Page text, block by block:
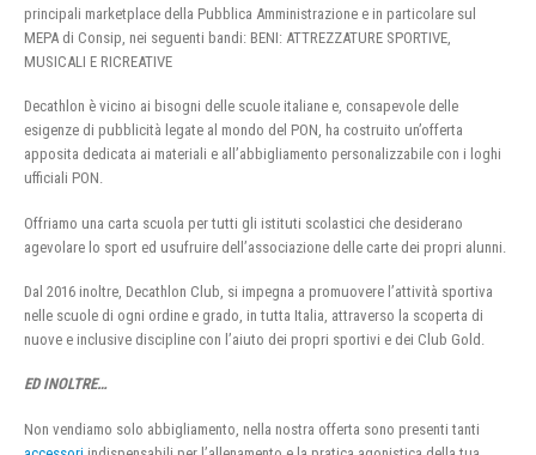
principali marketplace della Pubblica Amministrazione e in particolare sul
MEPA di Consip, nei seguenti bandi: BENI: ATTREZZATURE SPORTIVE,
MUSICALI E RICREATIVE
Decathlon è vicino ai bisogni delle scuole italiane e, consapevole delle
esigenze di pubblicità legate al mondo del PON, ha costruito un’offerta
apposita dedicata ai materiali e all’abbigliamento personalizzabile con i loghi
ufficiali PON.
Offriamo una carta scuola per tutti gli istituti scolastici che desiderano
agevolare lo sport ed usufruire dell’associazione delle carte dei propri alunni.
Dal 2016 inoltre, Decathlon Club, si impegna a promuovere l’attività sportiva
nelle scuole di ogni ordine e grado, in tutta Italia, attraverso la scoperta di
nuove e inclusive discipline con l’aiuto dei propri sportivi e dei Club Gold.
ED INOLTRE…
Non vendiamo solo abbigliamento, nella nostra offerta sono presenti tanti